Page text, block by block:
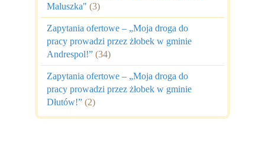
Maluszka" (3)
Zapytania ofertowe – „Moja droga do
pracy prowadzi przez żłobek w gminie
Andrespol!” (34)
Zapytania ofertowe – „Moja droga do
pracy prowadzi przez żłobek w gminie
Dłutów!” (2)